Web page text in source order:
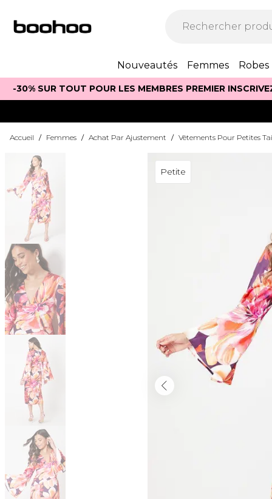
Nouveautés Femmes Robes
-30% SUR TOUT POUR LES MEMBRES PREMIER
Accueil / Femmes / Achat Par Ajustement / Vêtements Pour Petites
Petite